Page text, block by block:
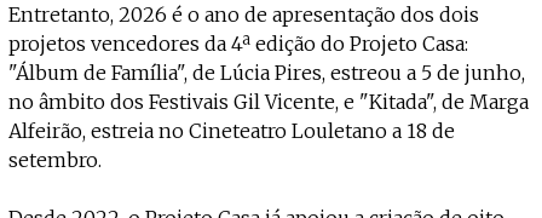
Entretanto, 2026 é o ano de apresentação dos dois
projetos vencedores da 4ª edição do Projeto Casa:
"Álbum de Família", de Lúcia Pires, estreou a 5 de junho,
no âmbito dos Festivais Gil Vicente, e "Kitada", de Marga
Alfeirão, estreia no Cineteatro Louletano a 18 de
setembro.